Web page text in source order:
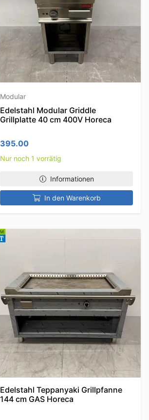
Modular
Edelstahl Modular Griddle
Grillplatte 40 cm 400V Horeca
395.00
Nur noch 1 vorrätig
Informationen
In den Warenkorb
Edelstahl Teppanyaki Grillpfanne
144 cm GAS Horeca